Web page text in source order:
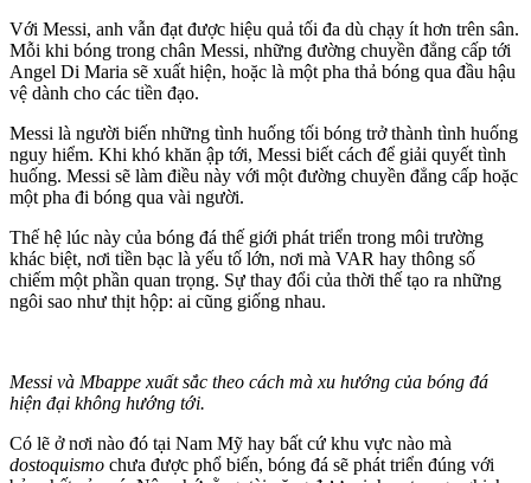
Với Messi, anh vẫn đạt được hiệu quả tối đa dù chạy ít hơn trên sân.
Mỗi khi bóng trong chân Messi, những đường chuyền đẳng cấp tới
Angel Di Maria sẽ xuất hiện, hoặc là một pha thả bóng qua đầu hậu
vệ dành cho các tiền đạo.
Messi là người biến những tình huống tối bóng trở thành tình huống
nguy hiểm. Khi khó khăn ập tới, Messi biết cách để giải quyết tình
huống. Messi sẽ làm điều này với một đường chuyền đẳng cấp hoặc
một pha đi bóng qua vài người.
Thế hệ lúc này của bóng đá thế giới phát triển trong môi trường
khác biệt, nơi tiền bạc là yếu tố lớn, nơi mà VAR hay thông số
chiếm một phần quan trọng. Sự thay đổi của thời thế tạo ra những
ngôi sao như thịt hộp: ai cũng giống nhau.
Messi và Mbappe xuất sắc theo cách mà xu hướng của bóng đá
hiện đại không hướng tới.
Có lẽ ở nơi nào đó tại Nam Mỹ hay bất cứ khu vực nào mà
dostoquismo chưa được phổ biến, bóng đá sẽ phát triển đúng với